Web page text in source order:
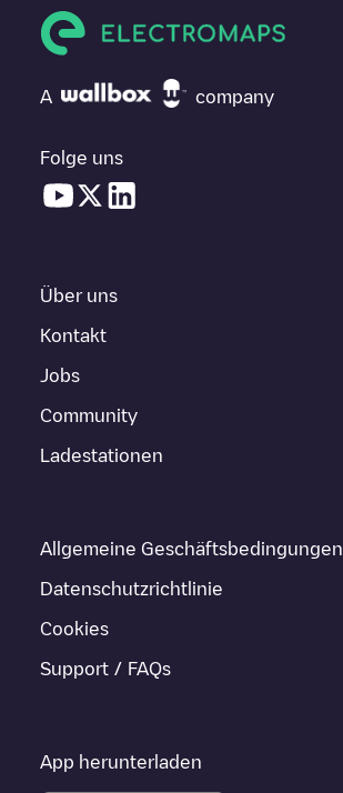
A company
Folge uns
Über uns
Kontakt
Jobs
Community
Ladestationen
Allgemeine Geschäftsbedingungen
Datenschutzrichtlinie
Cookies
Support / FAQs
App herunterladen